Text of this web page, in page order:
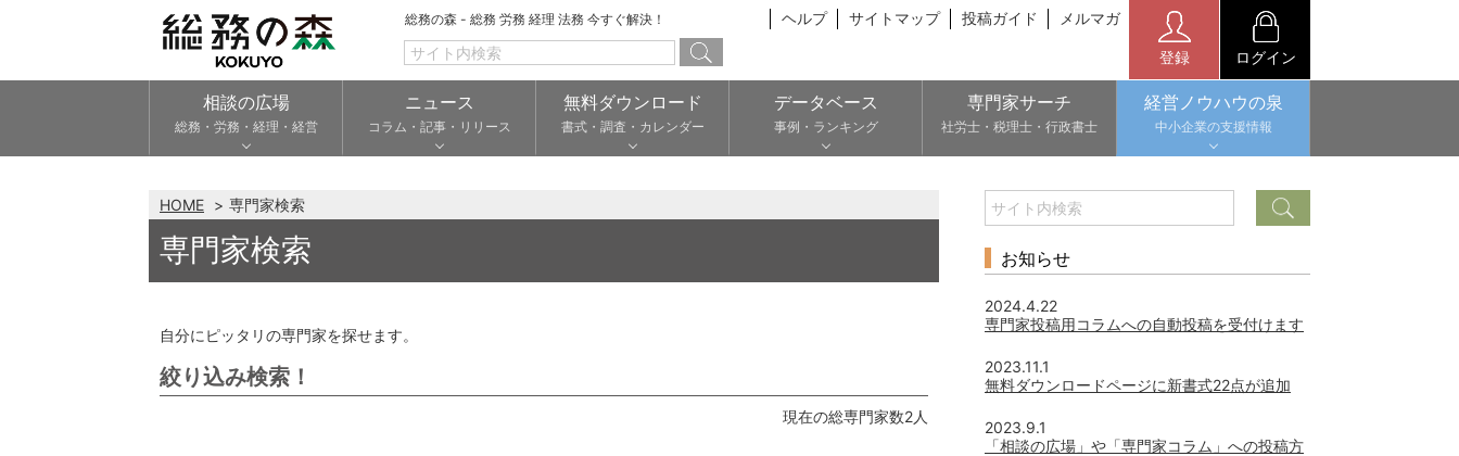
総務の森 - 総務 労務 経理 法務 今すぐ解決！ ヘルプ サイトマップ 投稿ガイド メルマガ
登録 ログイン
相談の広場
総務・労務・経理・経営
ニュース
コラム・記事・リリース
無料ダウンロード
書式・調査・カレンダー
データベース
事例・ランキング
専門家サーチ
社労士・税理士・行政書士
経営ノウハウの泉
中小企業の支援情報
HOME 専門家検索
専門家検索
自分にピッタリの専門家を探せます。
絞り込み検索！
現在の総専門家数2人
お知らせ
2024.4.22
専門家投稿用コラムへの自動投稿を受付けます
2023.11.1
無料ダウンロードページに新書式22点が追加
2023.9.1
「相談の広場」や「専門家コラム」への投稿方